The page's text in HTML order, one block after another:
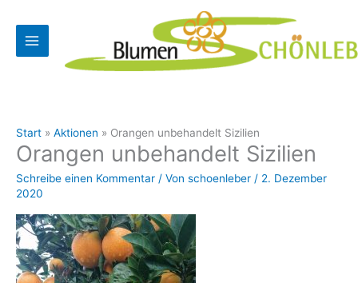
Inhalt
springen
Start Aktionen Orangen unbehandelt Sizilien
Orangen unbehandelt Sizilien
Schreibe einen Kommentar / Von schoenleber / 2. Dezember
2020